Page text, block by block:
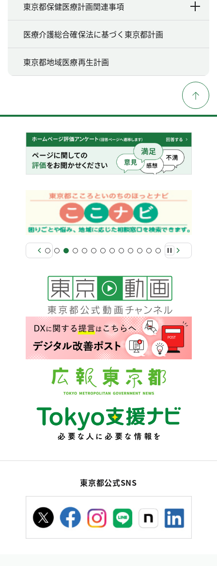
東京都保健医療計画関連事項
医療介護総合確保法に基づく東京都計画
東京都地域医療再生計画
東京都公式SNS